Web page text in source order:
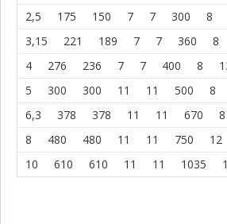
2,5
175 150 7 7 300 8
3,15
221 189 7 7 360 8
4
276 236 7 7 400 8
5
300 300 11 11 500 8
6,3
378 378 11 11 670 8
8
480 480 11 11 750 12
10
610 610 11 11 1035